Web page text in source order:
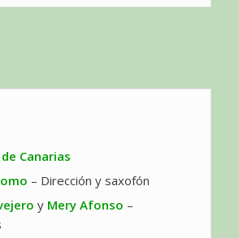
Canarias
– Dirección y saxofón
y Mery Afonso –